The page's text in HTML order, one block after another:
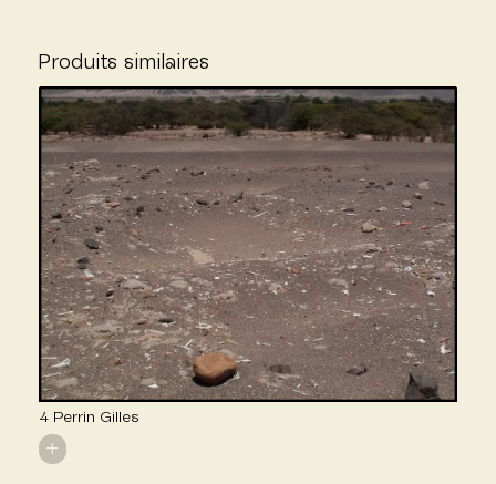
Produits similaires
4 Perrin Gilles
+